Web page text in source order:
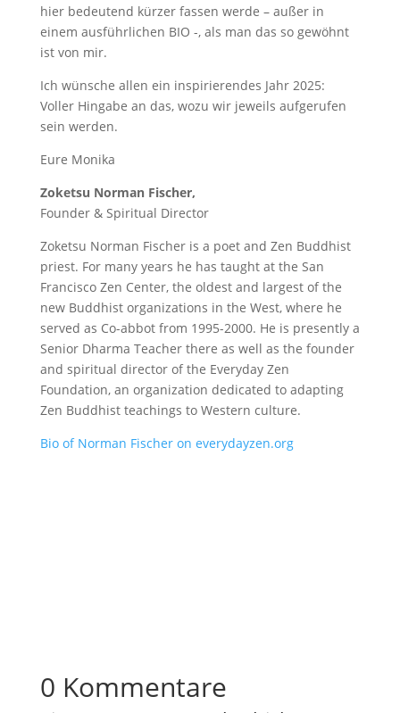
hier bedeutend kürzer fassen werde – außer in
einem ausführlichen BIO -, als man das so gewöhnt
ist von mir.
Ich wünsche allen ein inspirierendes Jahr 2025:
Voller Hingabe an das, wozu wir jeweils aufgerufen
sein werden.
Eure Monika
Zoketsu Norman Fischer,
Founder & Spiritual Director
Zoketsu Norman Fischer is a poet and Zen Buddhist
priest. For many years he has taught at the San
Francisco Zen Center, the oldest and largest of the
new Buddhist organizations in the West, where he
served as Co-abbot from 1995-2000. He is presently a
Senior Dharma Teacher there as well as the founder
and spiritual director of the Everyday Zen
Foundation, an organization dedicated to adapting
Zen Buddhist teachings to Western culture.
Bio of Norman Fischer on everydayzen.org
0 Kommentare